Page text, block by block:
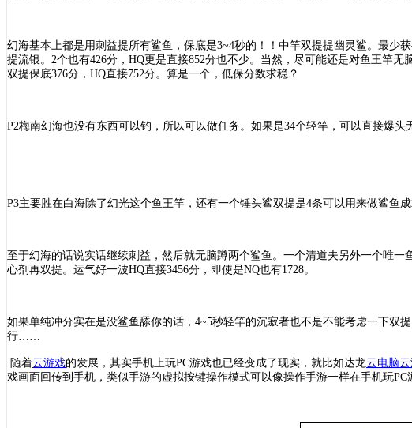
幻海基本上都是用刺益提所有鲨鱼，保底是3~4秒的！！中竿双提提幽灵鲨。最少
提流银。2个也有426分，HQ更是直接852分也不少。当然，尽可能还是对鱼王竿
双提保底376分，HQ直接752分。算是一个，低保分数求稳？
P2梅南幻海也没有东西可以钓，所以可以做任务。如果是34个轻竿，可以直接爆
P3主要胜在白海除了幻光这个鱼王竿，还有一个锤头鲨双提是4条可以用来做鲨鱼
至于幻海的话说实话继续刺益，然后就无脑蹲两个鲨鱼。一个清道夫另外一个唯
心剂再双提。运气好一波HQ直接3456分，即使是NQ也有1728。
如果单纯冲分实在是没鲨鱼舔你的话， 4~5秒轻竿的沉寂者也不是不能考虑一下双
行……
随着云游戏的发展，其实手机上玩PC游戏也已经变成了现实，就比如达龙云电脑
戏画面回传到手机，类似手游的虚拟按键操作模式可以像操作手游一样在手机玩